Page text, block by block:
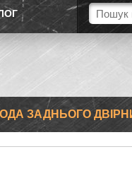
ЗАДНЬОГО